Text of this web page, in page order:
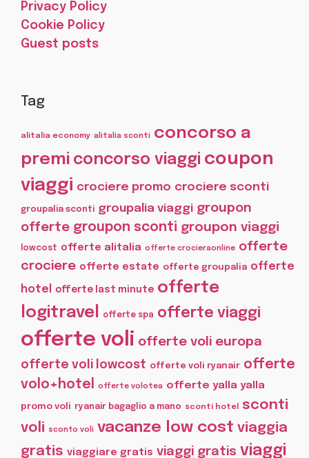
Privacy Policy
Cookie Policy
Guest posts
Tag
alitalia economy alitalia sconti concorso a
premi concorso viaggi coupon
viaggi crociere promo crociere sconti
groupalia sconti groupalia viaggi groupon
offerte groupon sconti groupon viaggi
lowcost offerte alitalia offerte crocieraonline offerte
crociere offerte estate offerte groupalia offerte
hotel
offerte last minute offerte
logitravel offerte spa offerte viaggi
offerte voli offerte voli europa
offerte voli lowcost offerte voli ryanair offerte
volo+hotel offerte volotea offerte yalla yalla
promo voli ryanair bagaglio a mano sconti hotel
sconti
voli
sconto voli vacanze low cost viaggia
gratis viaggiare gratis viaggi gratis viaggi